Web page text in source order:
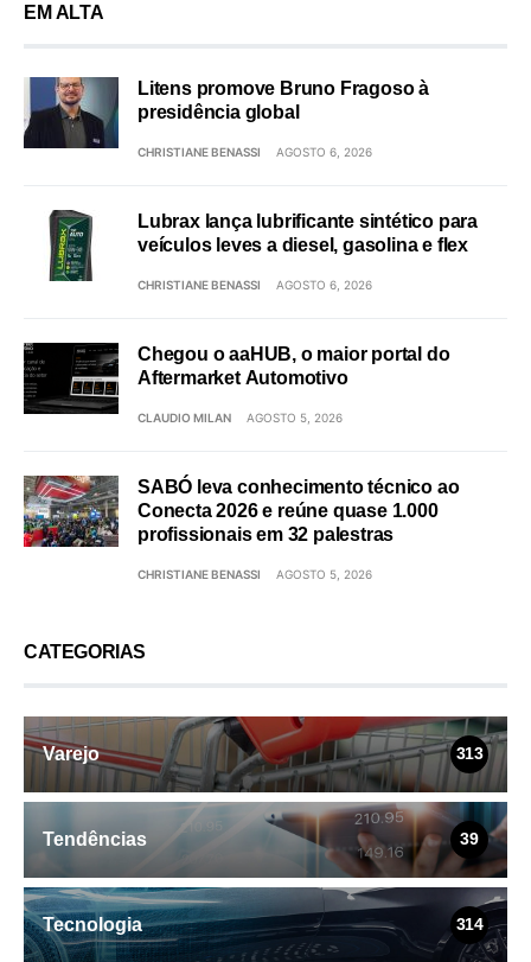
EM ALTA
Litens promove Bruno Fragoso à
presidência global
CHRISTIANE BENASSI AGOSTO 6, 2026
Lubrax lança lubrificante sintético para
veículos leves a diesel, gasolina e flex
CHRISTIANE BENASSI AGOSTO 6, 2026
Chegou o aaHUB, o maior portal do
Aftermarket Automotivo
CLAUDIO MILAN AGOSTO 5, 2026
SABÓ leva conhecimento técnico ao
Conecta 2026 e reúne quase 1.000
profissionais em 32 palestras
CHRISTIANE BENASSI AGOSTO 5, 2026
CATEGORIAS
Varejo 313
Tendências 39
Tecnologia 314